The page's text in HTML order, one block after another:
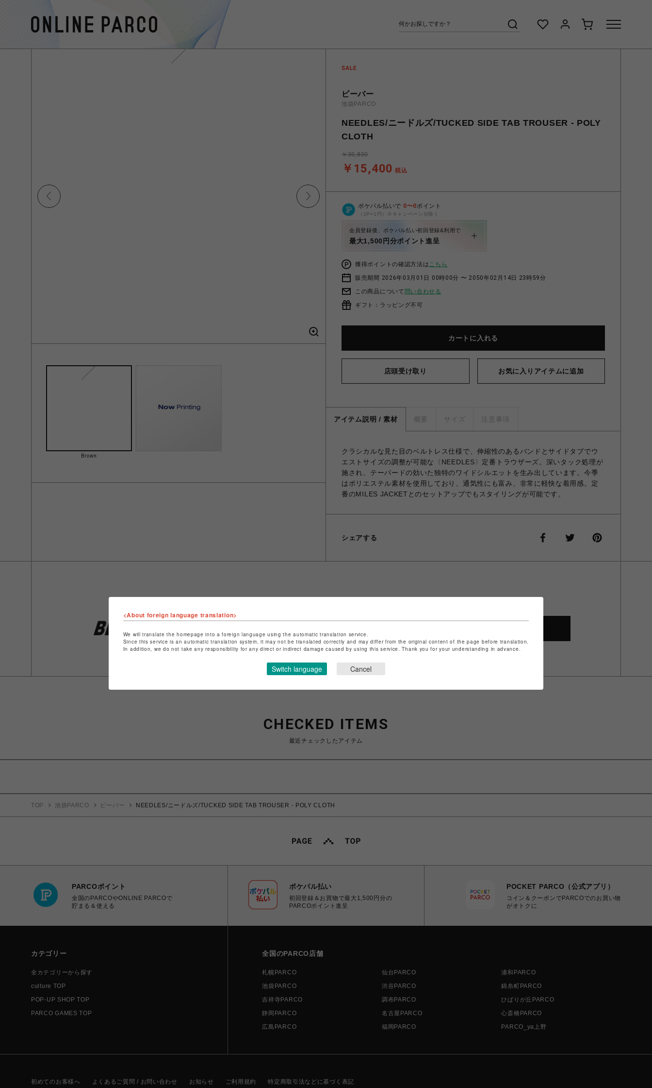
Brown
ビーバー
池袋PARCO
NEEDLES/ニードルズ/TUCKED SIDE TAB TROUSER - POLY
CLOTH
￥15,400 税込
￥30,800
ポケパル払いで 0〜0ポイント
（1P=1円）※キャンペーン分除く
会員登録後、ポケパル払い初回登録&利用で
最大1,500円分ポイント進呈
獲得ポイントの確認方法はこちら
販売期間 2026年03月01日 00時00分 〜 2050年02月14日 23時59分
この商品について 問い合わせる
ギフト：ラッピング不可
カートに入れる
店頭受け取り お気に入りアイテムに追加
アイテム説明 / 素材 概要 サイズ 注意事項
クラシカルな見た目のベルトレス仕様で、伸縮性のあるバンドとサイドタブでウ
エストサイズの調整が可能な〈NEEDLES〉定番トラウザーズ。深いタック処理が
施され、テーパードの効いた独特のワイドシルエットを生み出しています。今季
はポリエステル素材を使用しており、通気性にも富み、非常に軽快な着用感。定
番のMILES JACKETとのセットアップでもスタイリングが可能です。
シェアする
店舗名
池袋PARCO
特定商取引法など法令に基づく表記はこちら
ショップお問い合わせはこちら
CHECKED ITEMS
最近チェックしたアイテム
TOP 池袋PARCO ビーバー NEEDLES/ニードルズ/TUCKED SIDE TAB TROUSER - POLY CLOTH
PARCOポイント
全国のPARCOやONLINE PARCOで
貯まる＆使える
ポケパル払い
初回登録＆お買物で最大1,500円分の
PARCOポイント進呈
POCKET PARCO（公式アプリ）
コイン＆クーポンでPARCOでのお買い物
がオトクに
カテゴリー
全カテゴリーから探す
culture TOP
POP-UP SHOP TOP
PARCO GAMES TOP
全国のPARCO店舗
札幌PARCO 仙台PARCO
浦和PARCO
池袋PARCO
渋谷PARCO
錦糸町PARCO
吉祥寺PARCO
調布PARCO
ひばりが丘PARCO
静岡PARCO
名古屋PARCO
心斎橋PARCO
広島PARCO
福岡PARCO PARCO_ya上野
初めてのお客様へ よくあるご質問 / お問い合わせ お知らせ ご利用規約 特定商取引法などに基づく表記
<About foreign language translation>
We will translate the homepage into a foreign language using the automatic translation service.
Since this service is an automatic translation system, it may not be translated correctly and may differ from the original content of the page before translation.
In addition, we do not take any responsibility for any direct or indirect damage caused by using this service. Thank you for your understanding in advance.
Switch language Cancel